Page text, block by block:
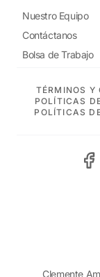
Nuestro Equipo
Contáctanos
Bolsa de Trabajo
TÉRMINOS Y
POLÍTICAS
POLÍTICAS
Clemente